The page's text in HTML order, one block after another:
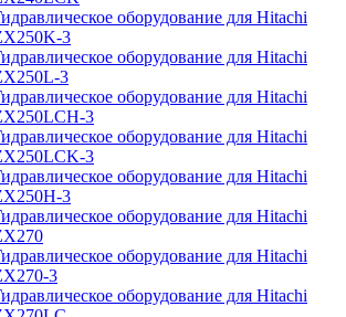
оборудование для Hitachi
3
оборудование для Hitachi
3
оборудование для Hitachi
3
оборудование для Hitachi
3
оборудование для Hitachi
3
оборудование для Hitachi
оборудование для Hitachi
3
оборудование для Hitachi